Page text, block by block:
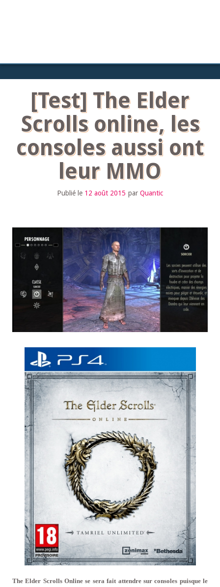
[Test] The Elder
Scrolls online, les
consoles aussi ont
leur MMO
Publié le 12 août 2015 par Quantic
The Elder Scrolls Online se sera fait attendre sur consoles puisque le